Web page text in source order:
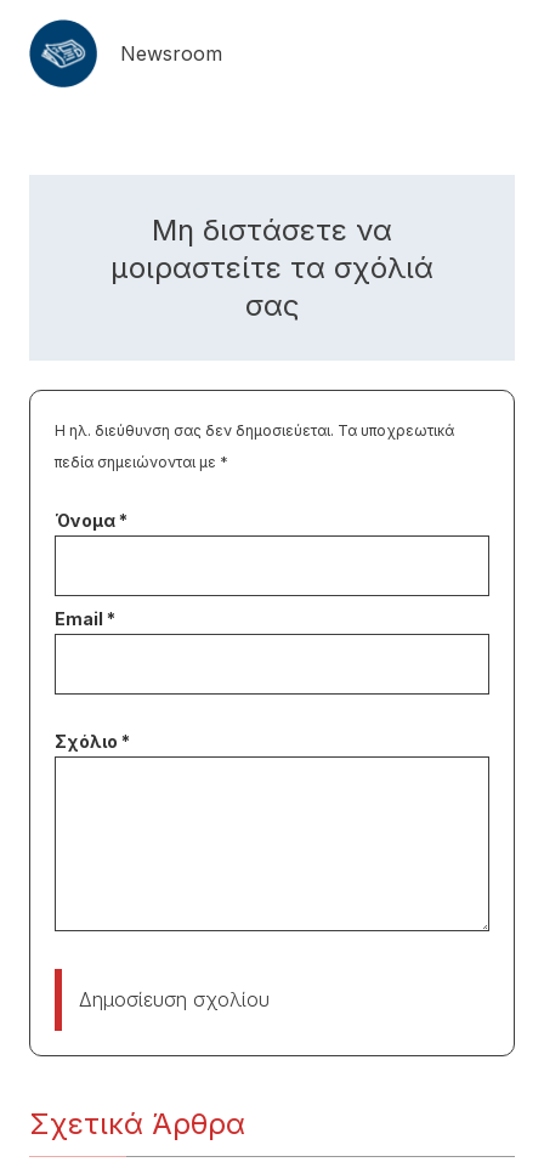
Newsroom
Μη διστάσετε να
μοιραστείτε τα σχόλιά
σας
Η ηλ. διεύθυνση σας δεν δημοσιεύεται. Τα υποχρεωτικά
πεδία σημειώνονται με *
Δημοσίευση σχολίου
Σχετικά Άρθρα